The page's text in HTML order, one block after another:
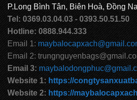
CẶP HỌC SINH MS: TN
CẶP HỌC SINH MS: TN
P.Long Bình Tân, Biên Hoà, Đồng
Tel: 0369.03.04.03 - 0393.50.51.50
Hotline: 0888.944.333
Email 1:
Email 2:
Email 3:
Website 1: https://
Website 2: https://